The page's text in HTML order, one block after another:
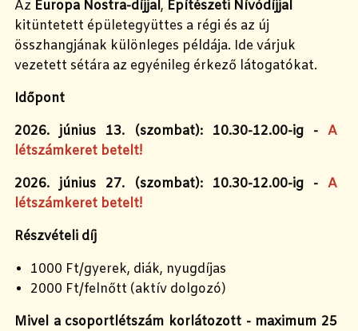
Az Europa Nostra-díjjal, Építészeti Nívódíjjal
kitüntetett épületegyüttes a régi és az új
összhangjának különleges példája. Ide várjuk
vezetett sétára az egyénileg érkező látogatókat.
Időpont
2026. június 13. (szombat): 10.30-12.00-ig - A
létszámkeret betelt!
2026. június 27. (szombat): 10.30-12.00-ig - A
létszámkeret betelt!
Részvételi díj
1000 Ft/gyerek, diák, nyugdíjas
2000 Ft/felnőtt (aktív dolgozó)
Mivel a csoportlétszám korlátozott - maximum 25